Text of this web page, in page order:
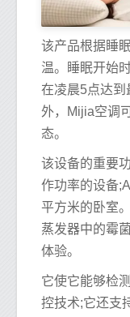
该产品根据睡
温。睡眠开始
在凌晨5点达到
外，Mijia空调
态。
该设备的重要
作功率的设备
平方米的卧室
蒸发器中的霉
体验。
它使它能够检
控技术;它还支